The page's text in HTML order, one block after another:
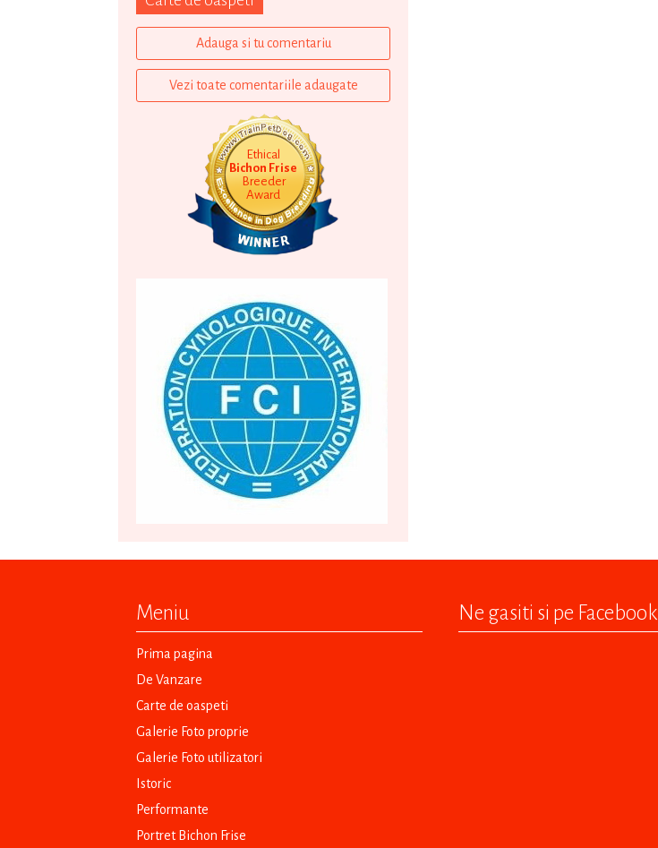
Adauga si tu comentariu
Vezi toate comentariile adaugate
Ethical
Bichon Frise
Breeder
Award
Meniu
Prima pagina
De Vanzare
Carte de oaspeti
Galerie Foto proprie
Galerie Foto utilizatori
Istoric
Performante
Portret Bichon Frise
Ne gasiti si pe Facebook